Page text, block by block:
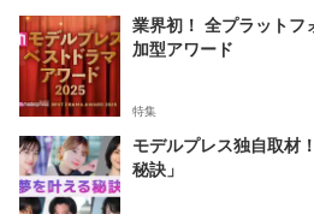
業界初！ 全プラットフ
加型アワード
特集
モデルプレス独自取材
秘訣」